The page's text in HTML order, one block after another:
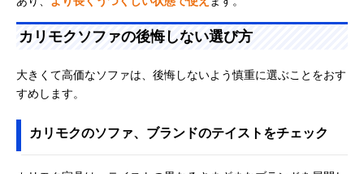
カリモクソファの後悔しない選び方
大きくて高価なソファは、後悔しないよう慎重に選ぶことをおす
すめします。
カリモクのソファ、ブランドのテイストをチェック